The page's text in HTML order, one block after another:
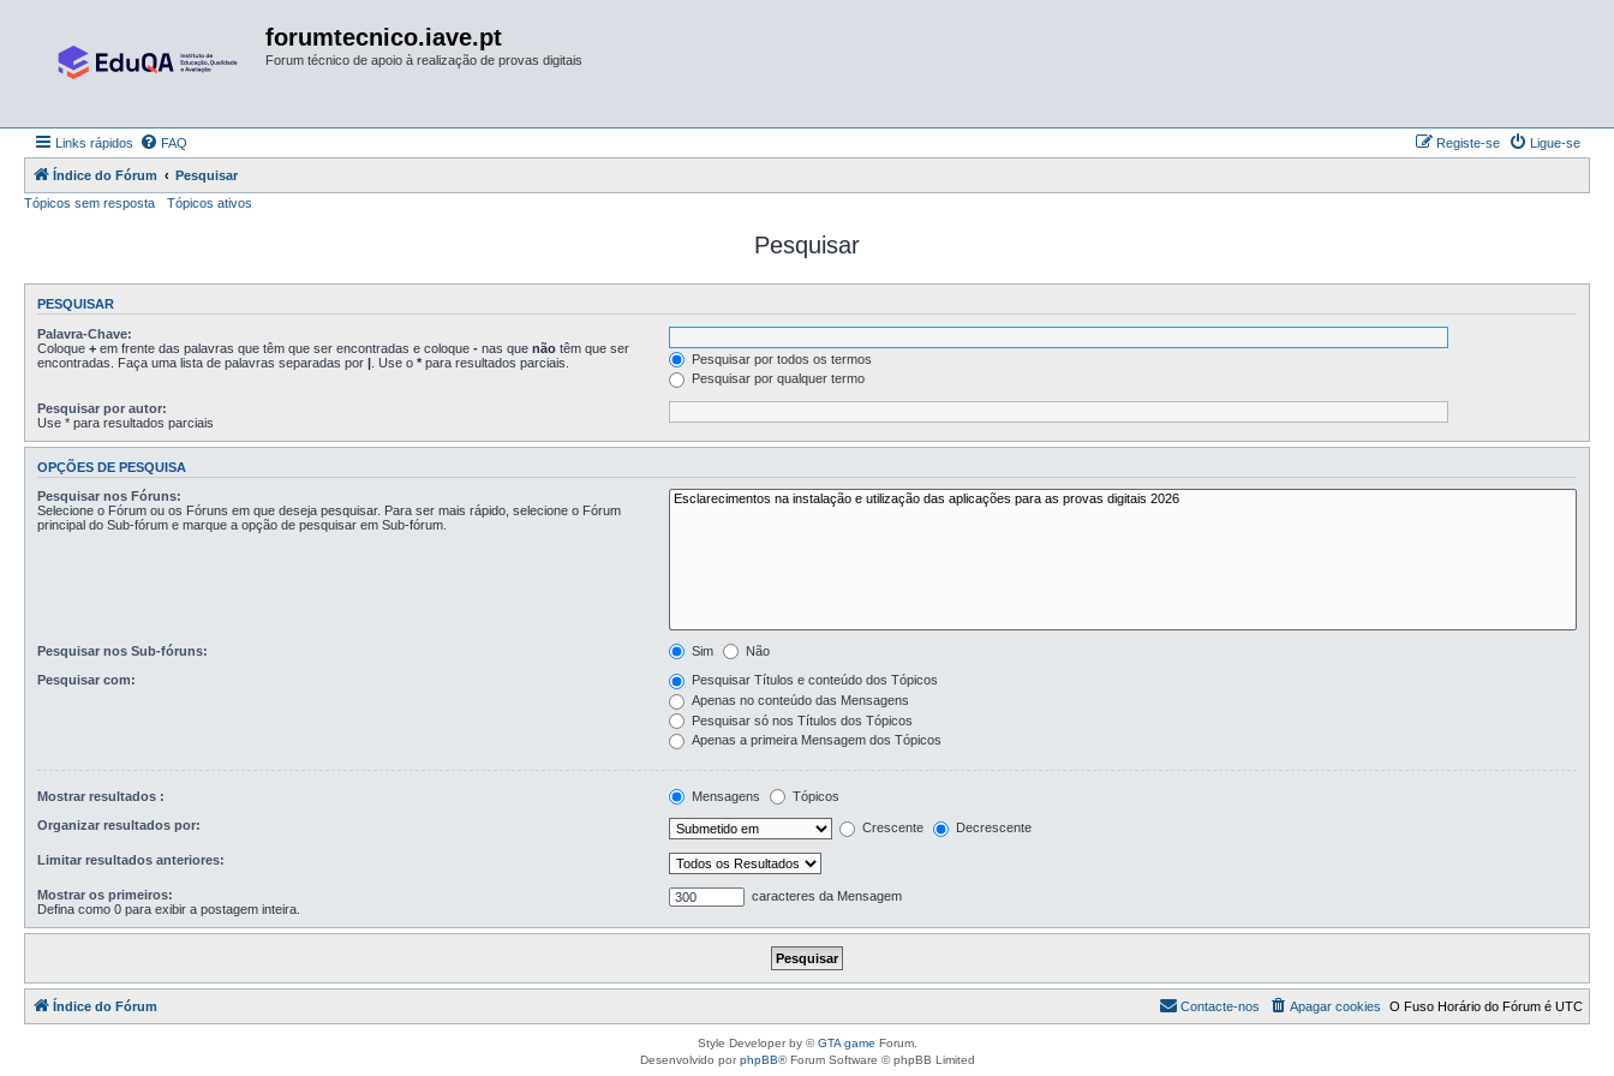
forumtecnico.iave.pt
Forum técnico de apoio à realização de provas digitais
Links rápidos FAQ Ligue-se
Registe-se
Índice do Fórum
Pesquisar
Tópicos sem resposta
Tópicos ativos
Pesquisar
PESQUISAR
Palavra-Chave:
Coloque + em frente das palavras que têm que ser encontradas e coloque - nas que não têm que ser
encontradas. Faça uma lista de palavras separadas por | . Use o * para resultados parciais.
Pesquisar por todos os termos
Pesquisar por qualquer termo
Pesquisar por autor:
Use * para resultados parciais
OPÇÕES DE PESQUISA
Pesquisar nos Fóruns:
Selecione o Fórum ou os Fóruns em que deseja pesquisar. Para ser mais rápido, selecione o Fórum
principal do Sub-fórum e marque a opção de pesquisar em Sub-fórum.
Pesquisar nos Sub-fóruns: Sim Não
Pesquisar com:
Pesquisar Títulos e conteúdo dos Tópicos
Apenas no conteúdo das Mensagens
Pesquisar só nos Títulos dos Tópicos
Apenas a primeira Mensagem dos Tópicos
Mostrar resultados : Mensagens Tópicos
Organizar resultados por: Crescente Decrescente
Limitar resultados anteriores:
Mostrar os primeiros:
Defina como 0 para exibir a postagem inteira.
caracteres da Mensagem
Índice do Fórum O Fuso Horário do Fórum é UTC
Apagar cookies
Contacte-nos
Style Developer by ©GTA game Forum.
Desenvolvido porphpBB® Forum Software © phpBB Limited